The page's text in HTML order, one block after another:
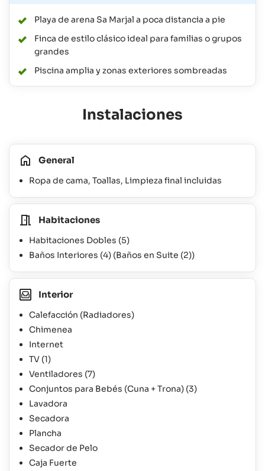
Playa de arena Sa Marjal a poca distancia a pie
Finca de estilo clásico ideal para familias o grupos
grandes
Piscina amplia y zonas exteriores sombreadas
Instalaciones
General
Ropa de cama, Toallas, Limpieza final incluidas
Habitaciones
Habitaciones Dobles (5)
Baños Interiores (4) (Baños en Suite (2))
Interior
Calefacción (Radiadores)
Chimenea
Internet
TV (1)
Ventiladores (7)
Conjuntos para Bebés (Cuna + Trona) (3)
Lavadora
Secadora
Plancha
Secador de Pelo
Caja Fuerte